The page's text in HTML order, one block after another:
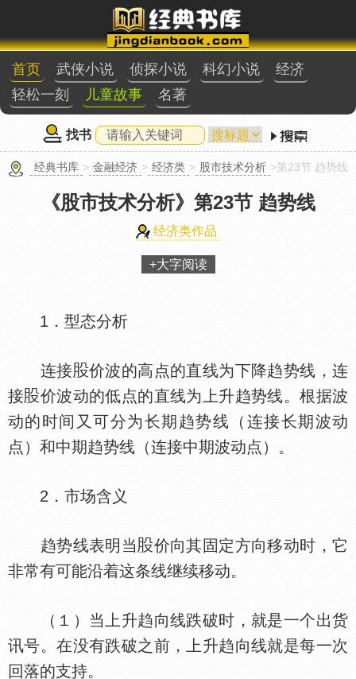
首页 武侠小说 侦探小说 科幻小说
经济
轻松一刻
儿童故事 名著
找书
经典书库 > 金融经济 > 经济类 > 股市技术分析 >第23节 趋势线
《股市技术分析》 第23节 趋势线
经济类作品
+大字阅读
1．型态分析
连接
价波的高点的直线为下降趋势线，连
接
价波动的低点的直线为上升趋势线。根据波
动的时间又可分为长期趋势线（连接长期波动
点）和中期趋势线（连接中期波动点）。
2．市场含义
趋势线表明当
价向其固定方向移动时，它
非常有可能沿着这条线继续移动。
（１）当上升趋向线跌破时，就是一个出货
讯号。在没有跌破之前，上升趋向线就是每一次
回落的支持。